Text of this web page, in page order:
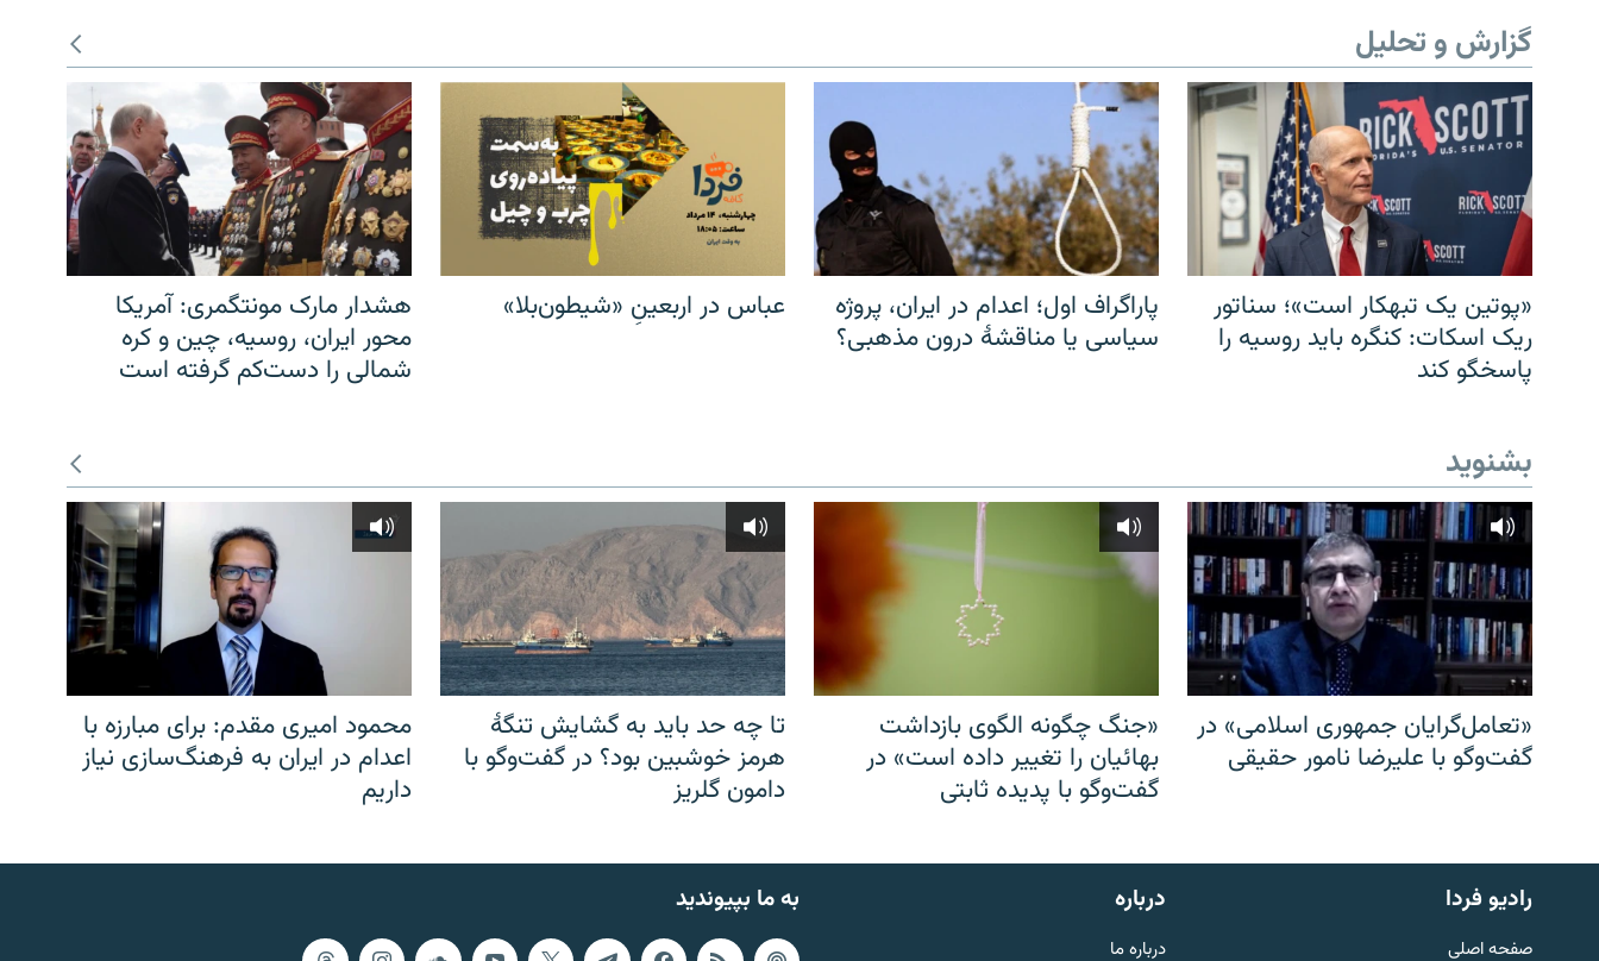
English
به ما بپیوندید
گزارش و تحلیل
«پوتین یک تبهکار است»؛ سناتور
ریک اسکات: کنگره باید روسیه را
پاسخگو کند
پاراگراف اول؛ اعدام در ایران، پروژه
سیاسی یا مناقشهٔ درون مذهبی؟
عباس در اربعینِ «شیطون‌بلا»
هشدار مارک مونتگمری: آمریکا
محور ایران، روسیه، چین و کره
شمالی را دست‌کم گرفته است
بشنوید
«تعامل‌گرایان جمهوری اسلامی» در
گفت‌وگو با علیرضا نامور حقیقی
«جنگ چگونه الگوی بازداشت
بهائیان را تغییر داده است» در
گفت‌وگو با پدیده ثابتی
تا چه حد باید به گشایش تنگهٔ
هرمز خوشبین بود؟ در گفت‌وگو با
دامون گلریز
محمود امیری مقدم: برای مبارزه با
اعدام در ایران به فرهنگ‌سازی نیاز
داریم
به ما بپیوندید رادیو فردا
صفحه اصلی
درباره
درباره ما